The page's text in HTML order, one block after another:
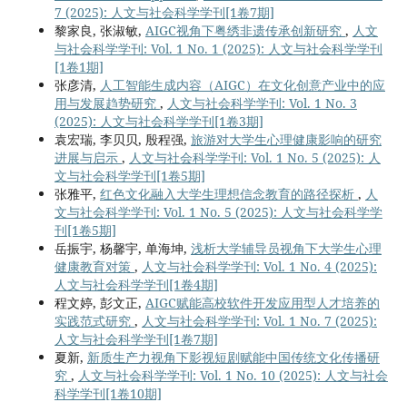
7 (2025): 人文与社会科学学刊[1卷7期]
黎家良, 张淑敏, AIGC视角下粤绣非遗传承创新研究 , 人文
与社会科学学刊: Vol. 1 No. 1 (2025): 人文与社会科学学刊
[1卷1期]
张彦清, 人工智能生成内容（AIGC）在文化创意产业中的应
用与发展趋势研究 , 人文与社会科学学刊: Vol. 1 No. 3
(2025): 人文与社会科学学刊[1卷3期]
袁宏瑞, 李贝贝, 殷程强, 旅游对大学生心理健康影响的研究
进展与启示 , 人文与社会科学学刊: Vol. 1 No. 5 (2025): 人
文与社会科学学刊[1卷5期]
张雅平, 红色文化融入大学生理想信念教育的路径探析 , 人
文与社会科学学刊: Vol. 1 No. 5 (2025): 人文与社会科学学
刊[1卷5期]
岳振宇, 杨馨宇, 单海坤, 浅析大学辅导员视角下大学生心理
健康教育对策 , 人文与社会科学学刊: Vol. 1 No. 4 (2025):
人文与社会科学学刊[1卷4期]
程文婷, 彭文正, AIGC赋能高校软件开发应用型人才培养的
实践范式研究 , 人文与社会科学学刊: Vol. 1 No. 7 (2025):
人文与社会科学学刊[1卷7期]
夏新, 新质生产力视角下影视短剧赋能中国传统文化传播研
究 , 人文与社会科学学刊: Vol. 1 No. 10 (2025): 人文与社会
科学学刊[1卷10期]